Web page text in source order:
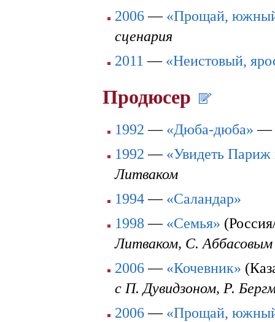
2006— «Прощай,
сценария
2011 — «Неистовый,
Продюсер
1992 — «Дюба-дюба» —
1992 — «Увидеть Париж
Литваком
1994— «Саландар»
1998 — «Семья»
Литваком, С. Аббасовым
2006— «Кочевник»
с П. Дувидзоном, Р.
2006— «Прощай,